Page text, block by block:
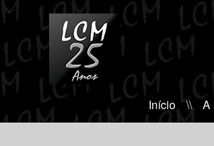
Início \\ A